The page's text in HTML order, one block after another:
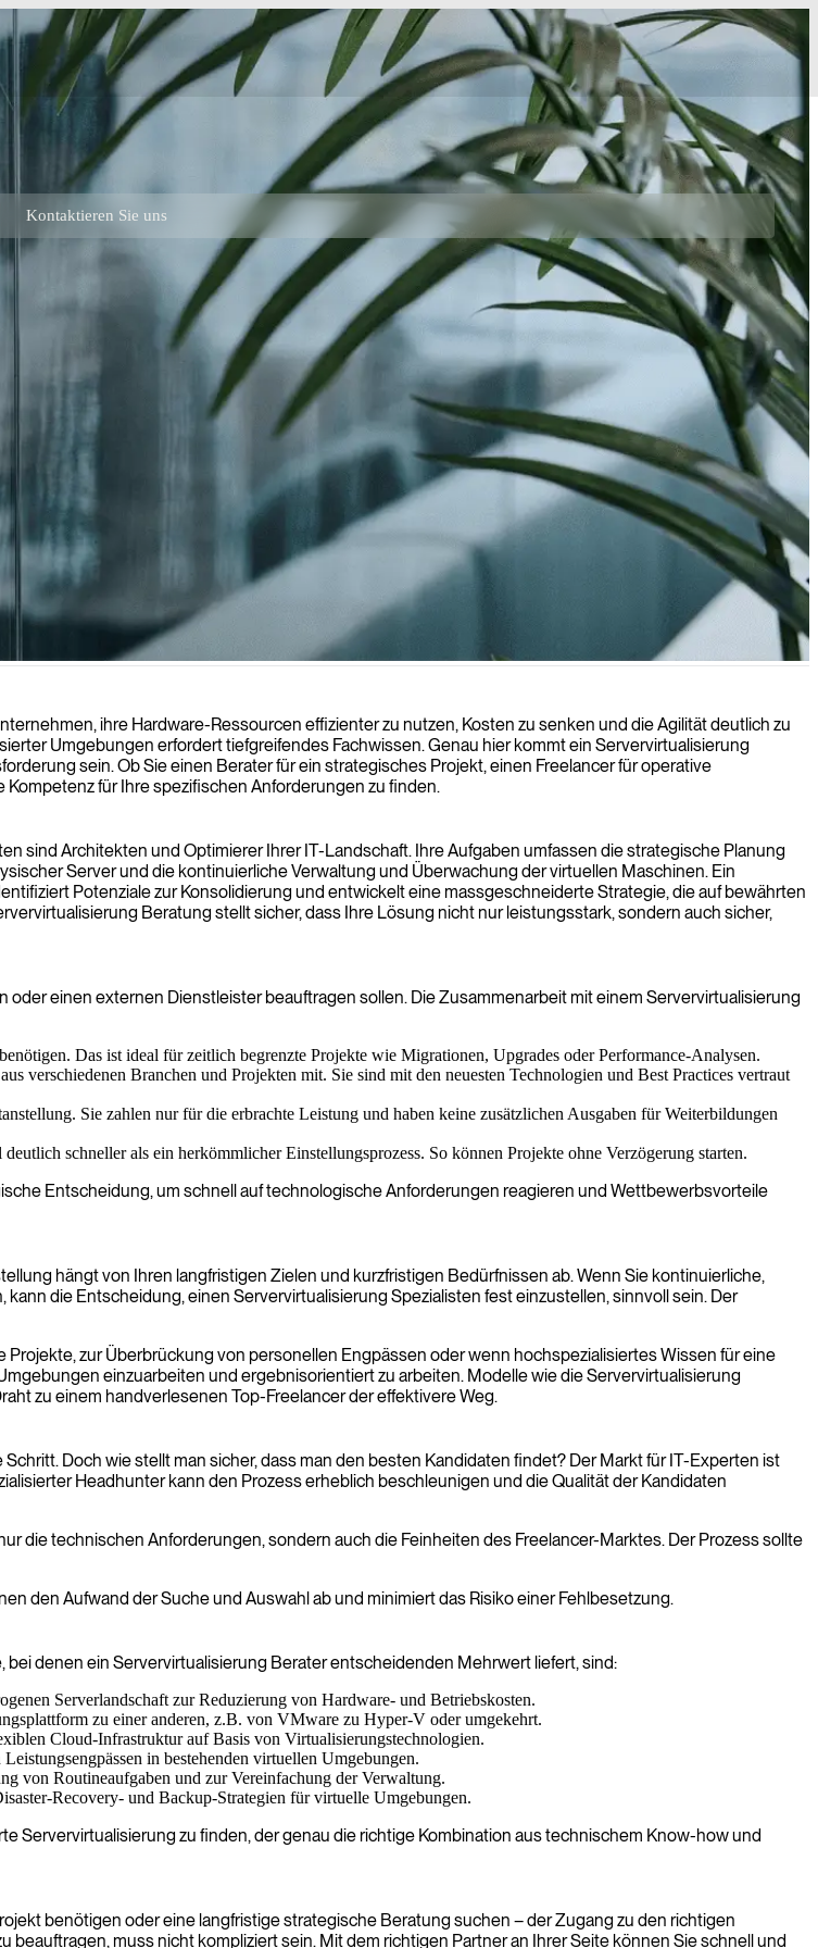
Kontaktieren Sie uns
die Hardwarekosten reduzieren und die Flexibilität Ihrer IT-Infrastruktur erhöhen.
ihre Hardware-Ressourcen effizienter zu nutzen, Kosten zu senken und die Agilität deutlich zu
Umgebungen erfordert tiefgreifendes Fachwissen. Genau hier kommt ein Servervirtualisierung
sein. Ob Sie einen Berater für ein strategisches Projekt, einen Freelancer für operative
für Ihre spezifischen Anforderungen zu finden.
sind Architekten und Optimierer Ihrer IT-Landschaft. Ihre Aufgaben umfassen die strategische Planung
Server und die kontinuierliche Verwaltung und Überwachung der virtuellen Maschinen. Ein
Potenziale zur Konsolidierung und entwickelt eine massgeschneiderte Strategie, die auf bewährten
Beratung stellt sicher, dass Ihre Lösung nicht nur leistungsstark, sondern auch sicher,
einen externen Dienstleister beauftragen sollen. Die Zusammenarbeit mit einem Servervirtualisierung
Das ist ideal für zeitlich begrenzte Projekte wie Migrationen, Upgrades oder Performance-Analysen.
verschiedenen Branchen und Projekten mit. Sie sind mit den neuesten Technologien und Best Practices vertraut
Sie zahlen nur für die erbrachte Leistung und haben keine zusätzlichen Ausgaben für Weiterbildungen
schneller als ein herkömmlicher Einstellungsprozess. So können Projekte ohne Verzögerung starten.
Entscheidung, um schnell auf technologische Anforderungen reagieren und Wettbewerbsvorteile
hängt von Ihren langfristigen Zielen und kurzfristigen Bedürfnissen ab. Wenn Sie kontinuierliche,
die Entscheidung, einen Servervirtualisierung Spezialisten fest einzustellen, sinnvoll sein. Der
zur Überbrückung von personellen Engpässen oder wenn hochspezialisiertes Wissen für eine
einzuarbeiten und ergebnisorientiert zu arbeiten. Modelle wie die Servervirtualisierung
zu einem handverlesenen Top-Freelancer der effektivere Weg.
Doch wie stellt man sicher, dass man den besten Kandidaten findet? Der Markt für IT-Experten ist
Headhunter kann den Prozess erheblich beschleunigen und die Qualität der Kandidaten
die technischen Anforderungen, sondern auch die Feinheiten des Freelancer-Marktes. Der Prozess sollte
den Aufwand der Suche und Auswahl ab und minimiert das Risiko einer Fehlbesetzung.
denen ein Servervirtualisierung Berater entscheidenden Mehrwert liefert, sind:
Serverlandschaft zur Reduzierung von Hardware- und Betriebskosten.
zu einer anderen, z.B. von VMware zu Hyper-V oder umgekehrt.
Cloud-Infrastruktur auf Basis von Virtualisierungstechnologien.
in bestehenden virtuellen Umgebungen.
von Routineaufgaben und zur Vereinfachung der Verwaltung.
Recovery- und Backup-Strategien für virtuelle Umgebungen.
Servervirtualisierung zu finden, der genau die richtige Kombination aus technischem Know-how und
benötigen oder eine langfristige strategische Beratung suchen – der Zugang zu den richtigen
muss nicht kompliziert sein. Mit dem richtigen Partner an Ihrer Seite können Sie schnell und